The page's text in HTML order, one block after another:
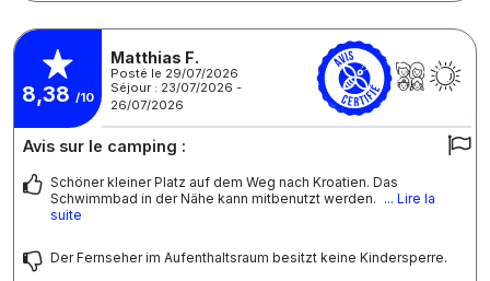
8,38 /10
Matthias F.
Posté le 29/07/2026
Séjour : 23/07/2026 -
26/07/2026
Avis sur le camping :
Schöner kleiner Platz auf dem Weg nach Kroatien. Das
Schwimmbad in der Nähe kann mitbenutzt werden. ... Lire la
suite
Der Fernseher im Aufenthaltsraum besitzt keine Kindersperre.